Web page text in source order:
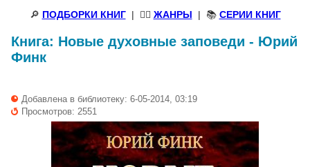
🔎 ПОДБОРКИ КНИГ| 🧝‍♀️ ЖАНРЫ | 📚 СЕРИИ КНИГ
Книга: Новые духовные заповеди - Юрий
Финк
Добавлена в библиотеку: 6-05-2014, 03:19
Просмотров: 2551